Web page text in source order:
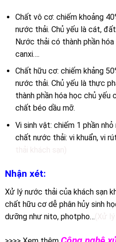
Chất vô cơ: chiếm khoảng
nước thải. Chủ yếu là cát,
Nước thải có thành phần
canxi….
Chất hữu cơ: chiếm khảng
nước thải. Chủ yếu là thực
thành phần hóa học chủ
chất béo dầu mỡ.
Vi sinh vật: chiếm 1 phần
chất nước thải: vi khuẩn, vi
Nhận xét:
Xử lý nước thải của khách sạn
chất hữu cơ dễ phân hủy sinh
dưỡng như nito, photpho…